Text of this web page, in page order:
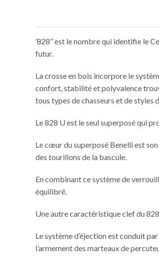
’828’’ est le nombre qui identifie le
futur.
La crosse en bois incorpore le
confort, stabilité et polyvalence
tous types de chasseurs et de styles
Le 828 U est le seul superposé qui
Le cœur du superposé Benelli est
des tourillons de la bascule.
En combinant ce système de
équilibré.
Une autre caractéristique clef du
Le système d’éjection est conduit
l’armement des marteaux de